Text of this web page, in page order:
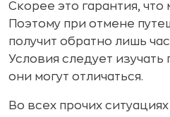
Скорее это гарантия, что
Поэтому при отмене
получит обратно лишь
Условия следует изучать
они могут отличаться.
Во всех прочих